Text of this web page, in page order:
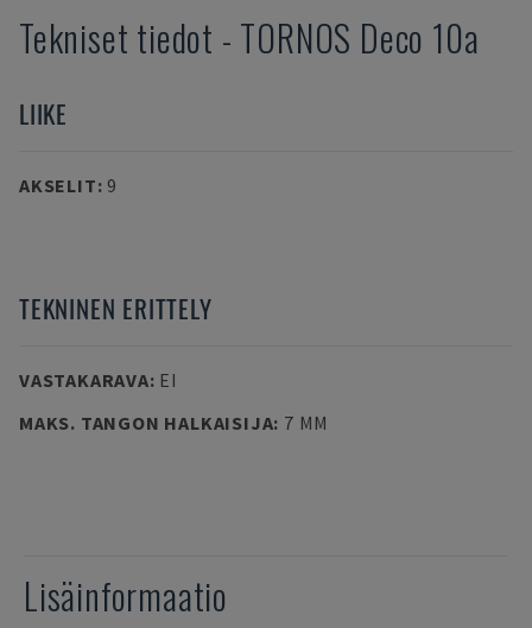
Tekniset tiedot - TORNOS Deco 10a
LIIKE
AKSELIT: 9
TEKNINEN ERITTELY
VASTAKARAVA: EI
MAKS. TANGON HALKAISIJA: 7 MM
Lisäinformaatio